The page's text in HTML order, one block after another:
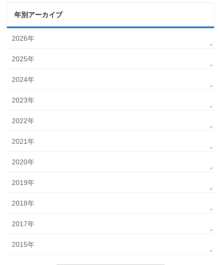
年別アーカイブ
2026年
2025年
2024年
2023年
2022年
2021年
2020年
2019年
2018年
2017年
2015年